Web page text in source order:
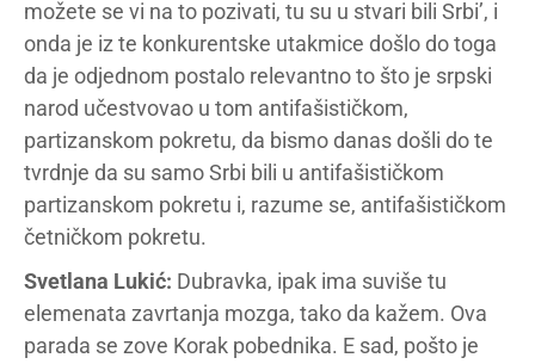
možete se vi na to pozivati, tu su u stvari bili Srbi’, i
onda je iz te konkurentske utakmice došlo do toga
da je odjednom postalo relevantno to što je srpski
narod učestvovao u tom antifašističkom,
partizanskom pokretu, da bismo danas došli do te
tvrdnje da su samo Srbi bili u antifašističkom
partizanskom pokretu i, razume se, antifašističkom
četničkom pokretu.
Svetlana Lukić: Dubravka, ipak ima suviše tu
elemenata zavrtanja mozga, tako da kažem. Ova
parada se zove Korak pobednika. E sad, pošto je